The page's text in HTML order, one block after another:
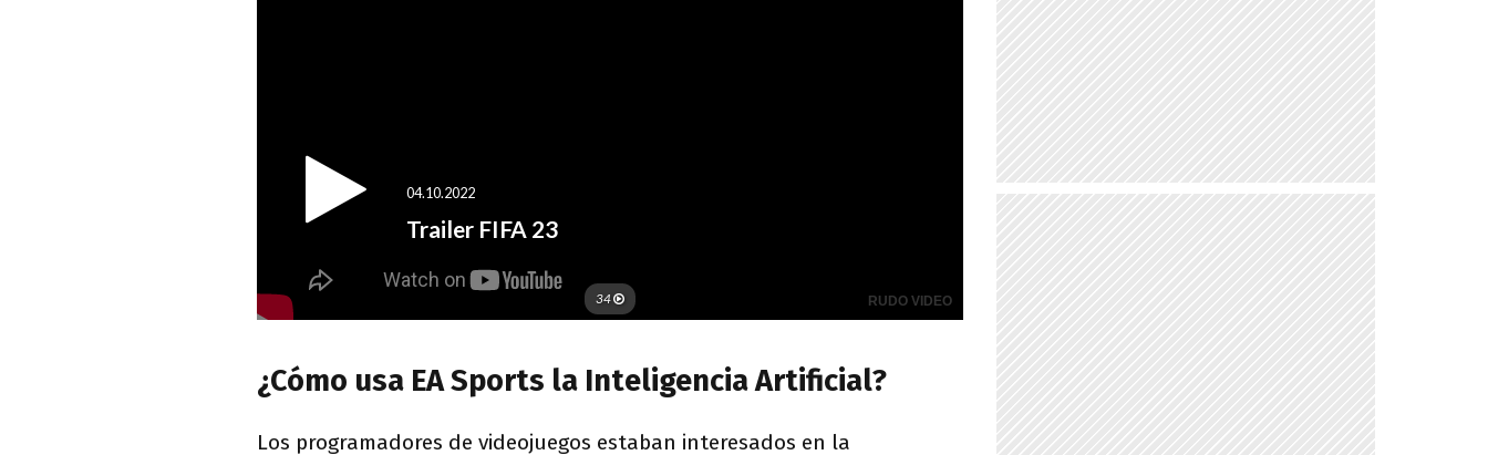
¿Cómo usa EA Sports la Inteligencia Artificial?
Los programadores de videojuegos estaban interesados ​​en la